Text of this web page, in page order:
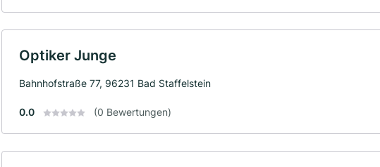
Optiker Junge
Bahnhofstraße 77, 96231 Bad Staffelstein
0.0 (0 Bewertungen)